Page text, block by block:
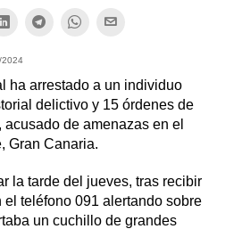
2024
ha arrestado a un individuo
delictivo y 15 órdenes de
de amenazas en el
Gran Canaria.
la tarde del jueves, tras recibir
teléfono 091 alertando sobre
un cuchillo de grandes